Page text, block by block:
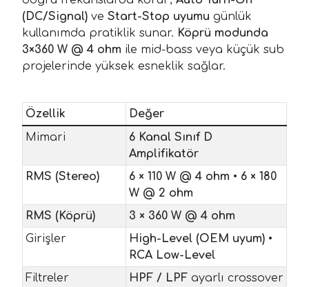
(DC/Signal) ve Start-Stop uyumu günlük
kullanımda pratiklik sunar. Köprü modunda
3×360 W @ 4 ohm ile mid-bass veya küçük sub
projelerinde yüksek esneklik sağlar.
Özellik
Değer
Mimari
6 Kanal Sınıf D
Amplifikatör
RMS (Stereo)
6 × 110 W @ 4 ohm • 6 × 180
W @ 2 ohm
RMS (Köprü)
3 × 360 W @ 4 ohm
Girişler
High-Level (OEM uyum) •
RCA Low-Level
Filtreler
HPF / LPF ayarlı crossover